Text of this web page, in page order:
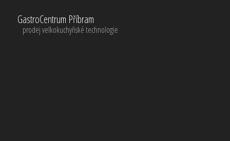
GastroCentrum Příbram
prodej velkokuchyňské technologie